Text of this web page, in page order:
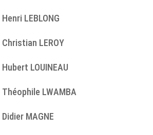
Henri LEBLONG
Christian LEROY
Hubert LOUINEAU
Théophile LWAMBA
Didier MAGNE